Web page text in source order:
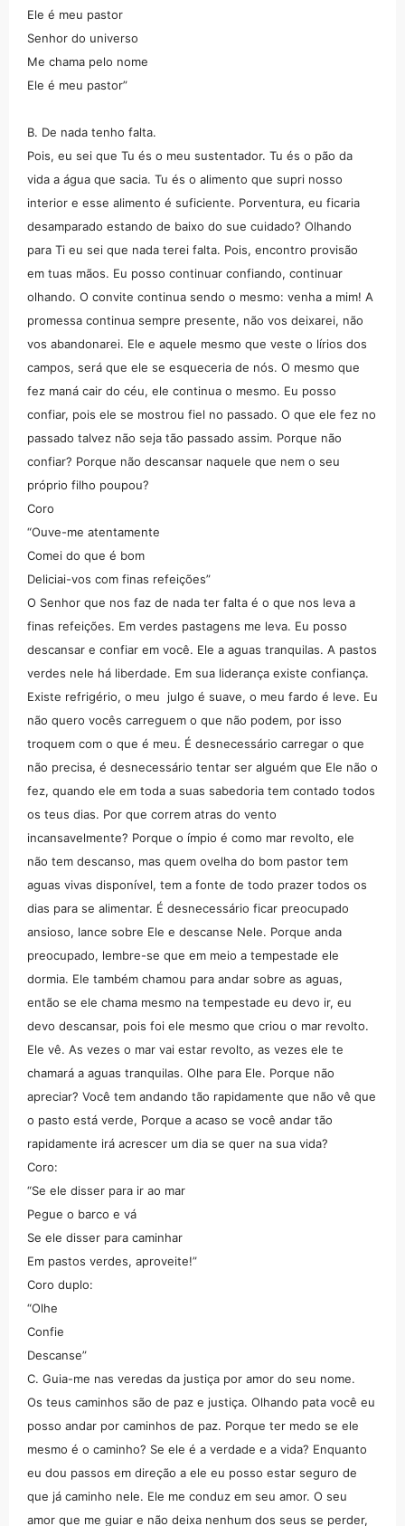
Ele é meu pastor
Senhor do universo
Me chama pelo nome
Ele é meu pastor”
B. De nada tenho falta.
Pois, eu sei que Tu és o meu sustentador. Tu és o pão da
vida a água que sacia. Tu és o alimento que supri nosso
interior e esse alimento é suficiente. Porventura, eu ficaria
desamparado estando de baixo do sue cuidado? Olhando
para Ti eu sei que nada terei falta. Pois, encontro provisão
em tuas mãos. Eu posso continuar confiando, continuar
olhando. O convite continua sendo o mesmo: venha a mim! A
promessa continua sempre presente, não vos deixarei, não
vos abandonarei. Ele e aquele mesmo que veste o lírios dos
campos, será que ele se esqueceria de nós. O mesmo que
fez maná cair do céu, ele continua o mesmo. Eu posso
confiar, pois ele se mostrou fiel no passado. O que ele fez no
passado talvez não seja tão passado assim. Porque não
confiar? Porque não descansar naquele que nem o seu
próprio filho poupou?
Coro
“Ouve-me atentamente
Comei do que é bom
Deliciai-vos com finas refeições”
O Senhor que nos faz de nada ter falta é o que nos leva a
finas refeições. Em verdes pastagens me leva. Eu posso
descansar e confiar em você. Ele a aguas tranquilas. A pastos
verdes nele há liberdade. Em sua liderança existe confiança.
Existe refrigério, o meu julgo é suave, o meu fardo é leve. Eu
não quero vocês carreguem o que não podem, por isso
troquem com o que é meu. É desnecessário carregar o que
não precisa, é desnecessário tentar ser alguém que Ele não o
fez, quando ele em toda a suas sabedoria tem contado todos
os teus dias. Por que correm atras do vento
incansavelmente? Porque o ímpio é como mar revolto, ele
não tem descanso, mas quem ovelha do bom pastor tem
aguas vivas disponível, tem a fonte de todo prazer todos os
dias para se alimentar. É desnecessário ficar preocupado
ansioso, lance sobre Ele e descanse Nele. Porque anda
preocupado, lembre-se que em meio a tempestade ele
dormia. Ele também chamou para andar sobre as aguas,
então se ele chama mesmo na tempestade eu devo ir, eu
devo descansar, pois foi ele mesmo que criou o mar revolto.
Ele vê. As vezes o mar vai estar revolto, as vezes ele te
chamará a aguas tranquilas. Olhe para Ele. Porque não
apreciar? Você tem andando tão rapidamente que não vê que
o pasto está verde, Porque a acaso se você andar tão
rapidamente irá acrescer um dia se quer na sua vida?
Coro:
“Se ele disser para ir ao mar
Pegue o barco e vá
Se ele disser para caminhar
Em pastos verdes, aproveite!”
Coro duplo:
“Olhe
Confie
Descanse”
C. Guia-me nas veredas da justiça por amor do seu nome.
Os teus caminhos são de paz e justiça. Olhando pata você eu
posso andar por caminhos de paz. Porque ter medo se ele
mesmo é o caminho? Se ele é a verdade e a vida? Enquanto
eu dou passos em direção a ele eu posso estar seguro de
que já caminho nele. Ele me conduz em seu amor. O seu
amor que me guiar e não deixa nenhum dos seus se perder,